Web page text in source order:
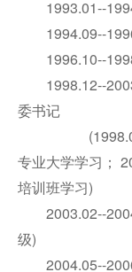
1993.01--
1994.09--
1996.10--
1998.12--
委书记
专业大学学习；
培训班学习)
2003.02--
级)
2004.05--